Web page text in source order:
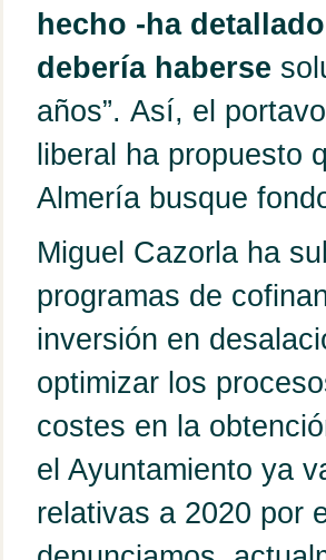
hecho -ha
debería haberse
años”. Así, el
liberal ha propuesto
Almería busque
Miguel Cazorla ha
programas de
inversión en
optimizar los
costes en la
el Ayuntamiento ya
relativas a 2020 por